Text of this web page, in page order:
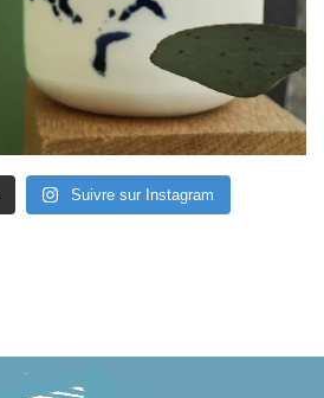
Suivre sur Instagram